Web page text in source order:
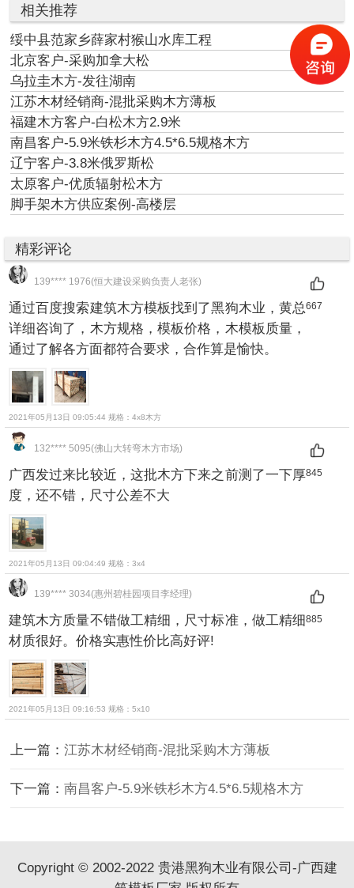
相关推荐
绥中县范家乡薛家村猴山水库工程
北京客户-采购加拿大松
乌拉圭木方-发往湖南
江苏木材经销商-混批采购木方薄板
福建木方客户-白松木方2.9米
南昌客户-5.9米铁杉木方4.5*6.5规格木方
辽宁客户-3.8米俄罗斯松
太原客户-优质辐射松木方
脚手架木方供应案例-高楼层
精彩评论
139**** 1976(恒大建设采购负责人老张)
667
通过百度搜索建筑木方模板找到了黑狗木业，黄总
详细咨询了，木方规格，模板价格，木模板质量，
通过了解各方面都符合要求，合作算是愉快。
2021年05月13日 09:05:44 规格：4x8木方
132**** 5095(佛山大转弯木方市场)
845
广西发过来比较近，这批木方下来之前测了一下厚
度，还不错，尺寸公差不大
2021年05月13日 09:04:49 规格：3x4
139**** 3034(惠州碧桂园项目李经理)
885
建筑木方质量不错做工精细，尺寸标准，做工精细
材质很好。价格实惠性价比高好评!
2021年05月13日 09:16:53 规格：5x10
上一篇：江苏木材经销商-混批采购木方薄板
下一篇：南昌客户-5.9米铁杉木方4.5*6.5规格木方
Copyright © 2002-2022 贵港黑狗木业有限公司-广西建